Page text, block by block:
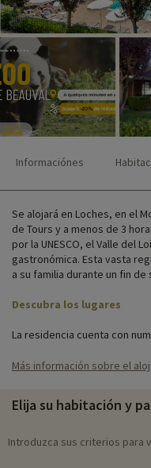
Informaciónes
Se alojará en Loches, en el
de Tours y a menos de 3
por la UNESCO, el Valle del
gastronómica. Esta vasta
a su familia durante un fin de
Descubra los lugares
La residencia cuenta con
respetan el patrimonio
Para obtener información
Más información sobre el
Elija su habitación y
Introduzca sus criterios para